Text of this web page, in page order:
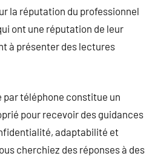
la réputation du professionnel
ont une réputation de leur
à présenter des lectures
par téléphone constitue un
pour recevoir des guidances
adaptabilité et
cherchiez des réponses à des